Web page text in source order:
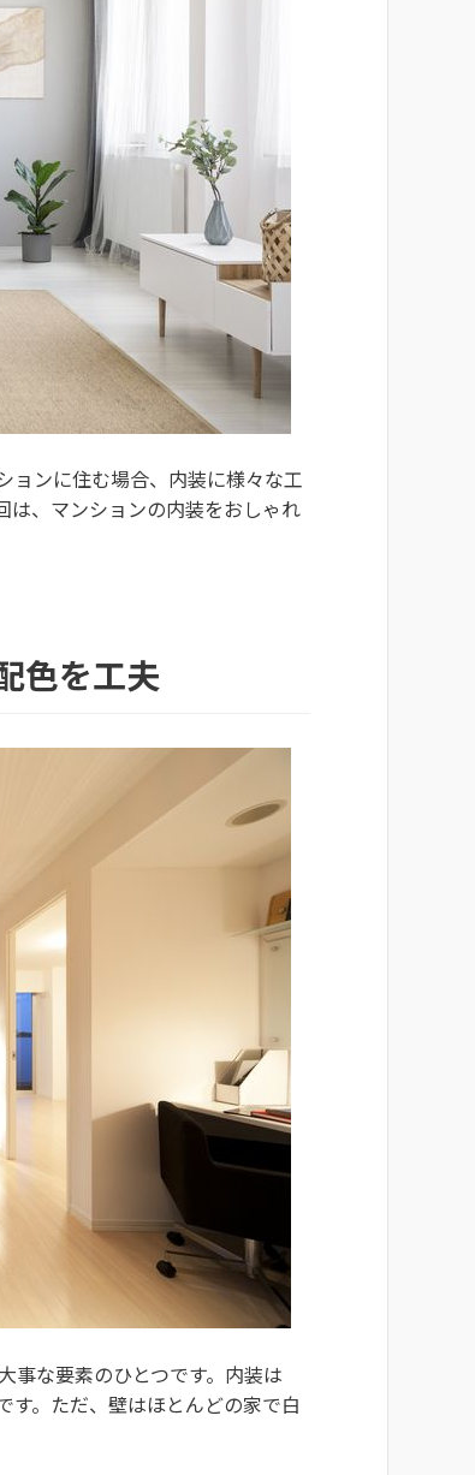
ョンに住む場合、内装に様々な工
は、マンションの内装をおしゃれ
色を工夫
事な要素のひとつです。内装は
す。ただ、壁はほとんどの家で白